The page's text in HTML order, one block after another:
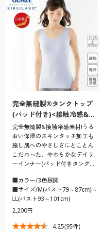
完全無縫製®タンクトップ
(パッド付き)<接触冷感&…
完全無縫製&接触冷感素材!うる
おい保湿のスキンタッチ加工も
施し肌へのやさしさにとことん
こだわった、やわらかなデイリ
ーインナー(パッド付きタンク…
■カラー/3色展開
■サイズ/M(バスト79～87cm)～
LL(バスト93～101cm)
2,200円
4.25(95件)